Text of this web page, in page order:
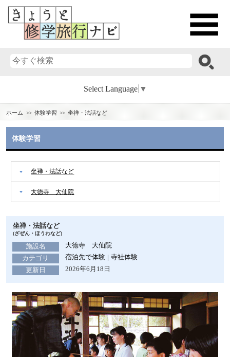
Select Language ▼
ホーム 体験学習 坐禅・法話など
体験学習
坐禅・法話など
大徳寺 大仙院
坐禅・法話など
(ざぜん・ほうわなど)
施設名
大徳寺 大仙院
カテゴリ
宿泊先で体験
寺社体験
更新日
2026年6月18日